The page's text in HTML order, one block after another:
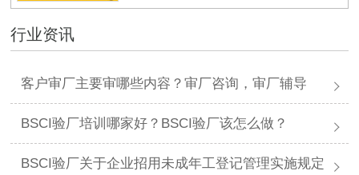
行业资讯
客户审厂主要审哪些内容？审厂咨询，审厂辅导
BSCI验厂培训哪家好？BSCI验厂该怎么做？
BSCI验厂关于企业招用未成年工登记管理实施规定